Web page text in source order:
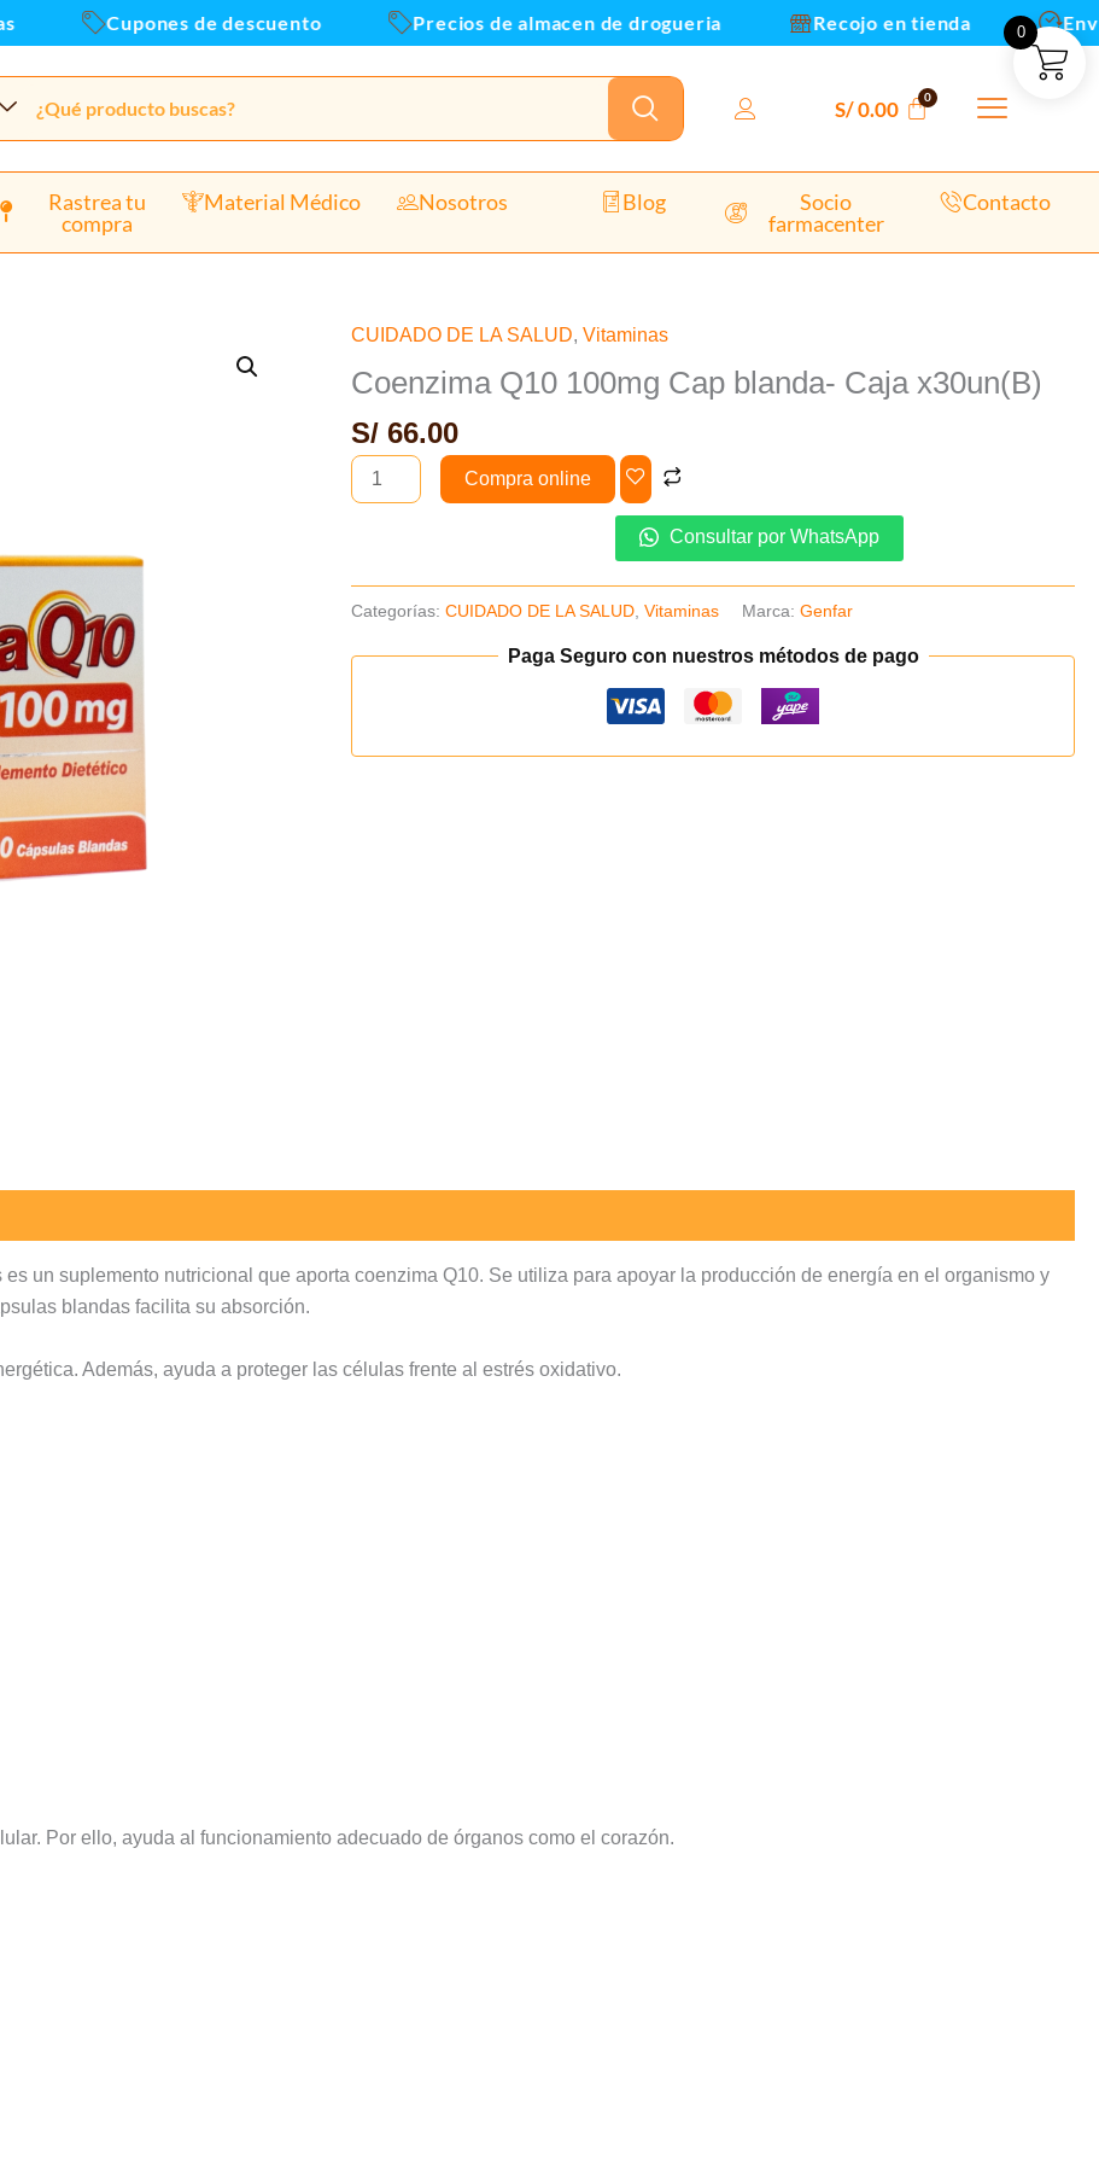
Cupones de descuento Precios de almacen de drogueria Recojo en tienda Envios
S/0.00
Rastrea tu
compra
Material Médico Nosotros Blog
Socio
farmacenter
Contacto
CUIDADO DE LA SALUD,Vitaminas
Coenzima Q10 100mg Cap blanda- Caja x30un(B)
S/ 66.00
Coenzima
Q10
Cap
blanda-
Caja
Compra online
Consultar por WhatsApp
Categorías:CUIDADO DE LA SALUD ,Vitaminas Marca:Genfar
Paga Seguro con nuestros métodos de pago
un suplemento nutricional que aporta coenzima Q10. Se utiliza para apoyar la producción de energía en el organismo y
blandas facilita su absorción.
Además, ayuda a proteger las células frente al estrés oxidativo.
Por ello, ayuda al funcionamiento adecuado de órganos como el corazón.
0